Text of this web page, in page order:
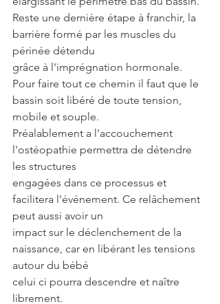
Reste une dernière étape à franchir, la
barrière formé par les muscles du
périnée détendu
grâce à l'imprégnation hormonale.
Pour faire tout ce chemin il faut que le
bassin soit libéré de toute tension,
mobile et souple.
Préalablement a l'accouchement
l'ostéopathie permettra de détendre
les structures
engagées dans ce processus et
facilitera l'événement. Ce relâchement
peut aussi avoir un
impact sur le déclenchement de la
naissance, car en libérant les tensions
autour du bébé
celui ci pourra descendre et naître
librement.